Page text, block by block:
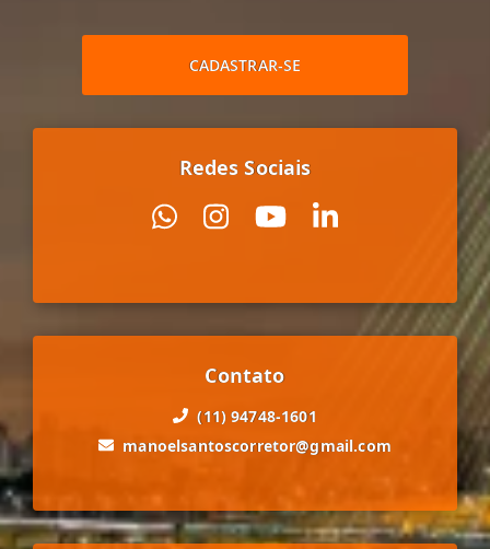
CADASTRAR-SE
Redes Sociais
Contato
(11) 94748-1601
manoelsantoscorretor@gmail.com